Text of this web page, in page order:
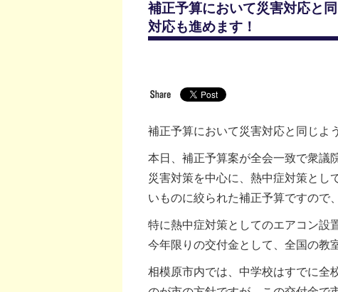
補正予算において災害対応と
対応も進めます！
補正予算において災害対応と同じよ
本日、補正予算案が全会一致で衆議
災害対策を中心に、熱中症対策とし
いものに絞られた補正予算ですので
特に熱中症対策としてのエアコン設
今年限りの交付金として、全国の教
相模原市内では、中学校はすでに全